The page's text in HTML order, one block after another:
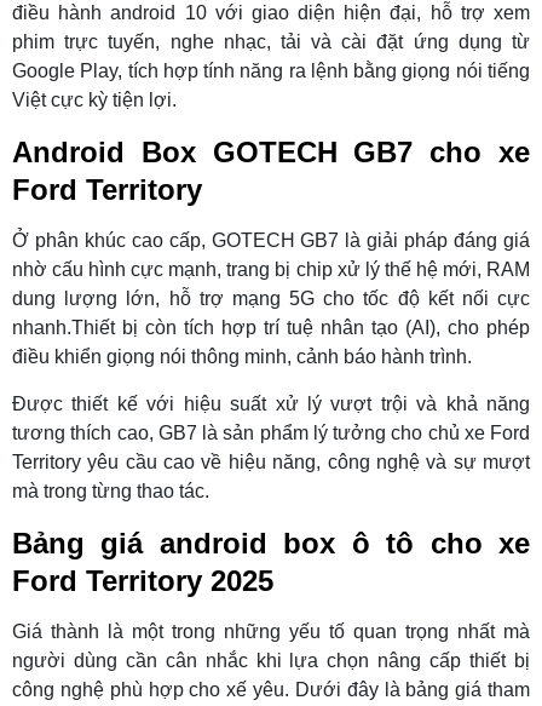
điều hành android 10 với giao diện hiện đại, hỗ trợ xem
phim trực tuyến, nghe nhạc, tải và cài đặt ứng dụng từ
Google Play, tích hợp tính năng ra lệnh bằng giọng nói tiếng
Việt cực kỳ tiện lợi.
Android Box GOTECH GB7 cho xe
Ford Territory
Ở phân khúc cao cấp, GOTECH GB7 là giải pháp đáng giá
nhờ cấu hình cực mạnh, trang bị chip xử lý thế hệ mới, RAM
dung lượng lớn, hỗ trợ mạng 5G cho tốc độ kết nối cực
nhanh.Thiết bị còn tích hợp trí tuệ nhân tạo (AI), cho phép
điều khiển giọng nói thông minh, cảnh báo hành trình.
Được thiết kế với hiệu suất xử lý vượt trội và khả năng
tương thích cao, GB7 là sản phẩm lý tưởng cho chủ xe Ford
Territory yêu cầu cao về hiệu năng, công nghệ và sự mượt
mà trong từng thao tác.
Bảng giá android box ô tô cho xe
Ford Territory 2025
Giá thành là một trong những yếu tố quan trọng nhất mà
người dùng cần cân nhắc khi lựa chọn nâng cấp thiết bị
công nghệ phù hợp cho xế yêu. Dưới đây là bảng giá tham